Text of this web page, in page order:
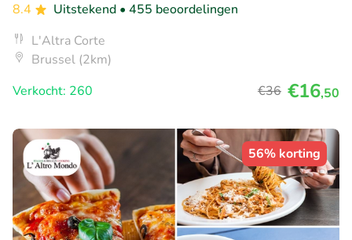
8.4
Uitstekend • 455 beoordelingen
L'Altra Corte
Brussel (2km)
Verkocht: 260
€36 €16,50
56% korting